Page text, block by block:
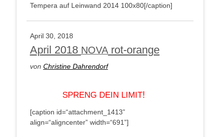
Tem­pe­ra auf Lein­wand 2014 100x80[/caption]
April 30, 2018
April 2018 NOVArot-orange
von Chris­ti­ne Dahrendorf
SPRENG DEIN LIMIT!
[cap­ti­on id=“attachment_1413”
align=“aligncenter” width=“691”]